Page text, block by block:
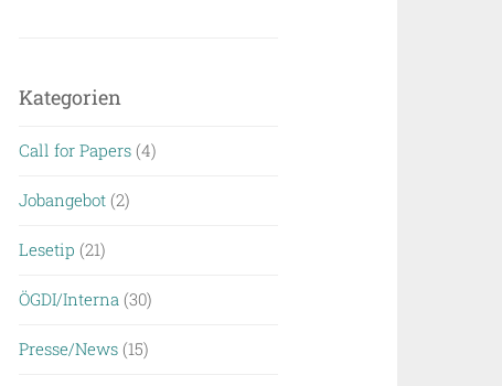
Kategorien
Call for Papers (4)
Jobangebot (2)
Lesetip (21)
ÖGDI/Interna (30)
Presse/News (15)